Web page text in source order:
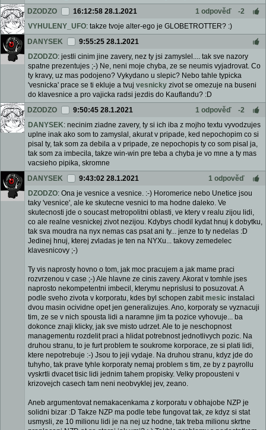
DZODZO
16:12:58 28.1.2021 1 odpověď
-2
VYHULENY_UFO: takze tvoje alter-ego je GLOBETROTTER? :)
DANYSEK
9:55:25 28.1.2021
DZODZO: jestli cinim jine zavery, nez ty jsi zamyslel.... tak sve nazory
spatne prezentujes ;-) Ne, neni moje chyba, ze se neumis vyjadrovat. Co
ty kravy, uz mas podojeno? Vykydano u slepic? Nebo tahle typicka
'vesnicka' prace se ti ekluje a tvuj vesnicky zivot se omezuje na buseni
do klavesnice a pro vajicka radsi jezdis do Kauflandu? :D
DZODZO
9:50:45 28.1.2021 1 odpověď
-2
DANYSEK: necinim ziadne zavery, ty si ich iba z mojho textu vyvodzujes
uplne inak ako som to zamyslal, akurat v pripade, ked nepochopim co si
pisal ty, tak som za debila a v pripade, ze nepochopis ty co som pisal ja,
tak som za imbecila, takze win-win pre teba a chyba je vo mne a ty mas
vacsieho pipika, skromne
DANYSEK
9:43:02 28.1.2021
1 odpověď
DZODZO: Ona je vesnice a vesnice. :-) Horomerice nebo Unetice jsou
taky 'vesnice', ale ke skutecne vesnici to ma hodne daleko. Ve
skutecnosti jde o soucast metropolitni oblasti, ve ktery v realu zijou lidi,
co ale realne vesnickej zivot nezijou. Kdybys chodil kydat hnuj k dobytku,
tak sva moudra na nyx nemas cas psat ani ty... jenze to ty nedelas :D
Jedinej hnuj, kterej zvladas je ten na NYXu... takovy zemedelec
klavesnicovy ;-)
Ty vis naprosty hovno o tom, jak moc pracujem a jak mame praci
rozvrzenou v case ;-) Ale hlavne ze cinis zavery. Akorat v tomhle jses
naprosto nekompetentni imbecil, kterymu neprislusi to posuzovat. A
podle sveho zivota v korporatu, kdes byl schopen zabitmesic instalaci
dvou masin ocividne opet jen generalizujes. Ano, korporaty se vyznacuji
tim, ze se v nich spousta lidi a naramne jim ta pozice vyhovuje... ba
dokonce znaji klicky, jak sve misto udrzet. Ale to je neschopnost
managementu rozdelit praci a hlidat potrebnost jednotlivych pozic. Na
druhou stranu, to je furt problem te soukrome korporace, ze si plati lidi,
ktere nepotrebuje :-) Jsou to jeji vydaje. Na druhou stranu, kdyz jde do
tuhyho, tak prave tyhle korporaty nemaj problem s tim, ze by z payrollu
vyskrtli dvacet tisic lidi jednim tahem propisky. Velky propousteni v
krizovejch casech tam neni neobvyklej jev, zeano.
Aneb argumentovat nemakacenkama z korporatu v obhajobe NZP je
solidni bizar :D Takze NZP ma podle tebe fungovat tak, ze kdyz si stat
usmysli, ze 10 milionu lidi je na nej uz hodne, tak treba milionu skrtne